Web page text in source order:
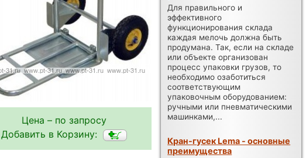
Цена – по запросу
Добавить в Корзину:
Для правильного и
эффективного
функционирования склада
каждая мелочь должна быть
продумана. Так, если на складе
или объекте организован
процесс упаковки грузов, то
необходимо озаботиться
соответствующим
упаковочным оборудованием:
ручными или пневматическими
машинками,...
Кран-гусек Lema - основные
преимущества